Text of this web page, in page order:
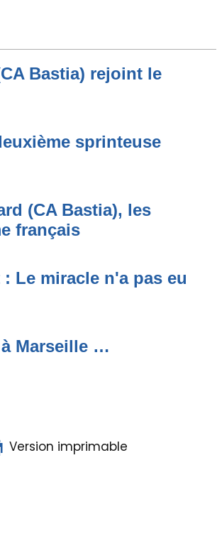
Bastia) rejoint le
sprinteuse
(CA Bastia), les
français
Le miracle n'a pas eu
Marseille …
Version imprimable